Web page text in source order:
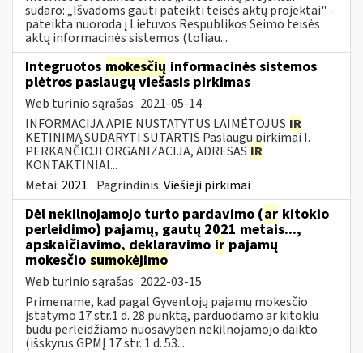
sudaro: „Išvadoms gauti pateikti teisės aktų projektai" -
pateikta nuoroda į Lietuvos Respublikos Seimo teisės
aktų informacinės sistemos (toliau...
Integruotos mokesčių informacinės sistemos
plėtros paslaugų viešasis pirkimas
Web turinio sąrašas 2021-05-14
INFORMACIJA APIE NUSTATYTUS LAIMĖTOJUS IR
KETINIMĄ SUDARYTI SUTARTIS Paslaugų pirkimai I.
PERKANČIOJI ORGANIZACIJA, ADRESAS IR
KONTAKTINIAI...
Metai: 2021 Pagrindinis:Viešieji pirkimai
Dėl nekilnojamojo turto pardavimo (ar kitokio
perleidimo) pajamų, gautų 2021 metais...,
apskaičiavimo, deklaravimo ir pajamų
mokesčio sumokėjimo
Web turinio sąrašas 2022-03-15
Primename, kad pagal Gyventojų pajamų mokesčio
įstatymo 17 str.1 d. 28 punktą, parduodamo ar kitokiu
būdu perleidžiamo nuosavybėn nekilnojamojo daikto
(išskyrus GPMĮ 17 str. 1 d. 53...